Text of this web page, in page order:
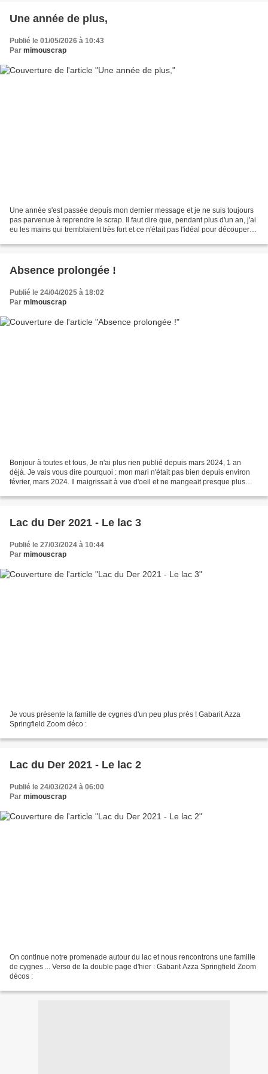
Une année de plus,
Publié le 01/05/2026 à 10:43
Par mimouscrap
Une année s'est passée depuis mon dernier message et je ne suis toujours
pas parvenue à reprendre le scrap. Il faut dire que, pendant plus d'un an, j'ai
eu les mains qui tremblaient très fort et ce n'était pas l'idéal pour découper
Absence prolongée !
Publié le 24/04/2025 à 18:02
Par mimouscrap
Bonjour à toutes et tous, Je n'ai plus rien publié depuis mars 2024, 1 an
déjà. Je vais vous dire pourquoi : mon mari n'était pas bien depuis environ
février, mars 2024. Il maigrissait à vue d'oeil et ne mangeait presque plus
Lac du Der 2021 - Le lac 3
Publié le 27/03/2024 à 10:44
Par mimouscrap
Je vous présente la famille de cygnes d'un peu plus près ! Gabarit Azza
Springfield Zoom déco :
Lac du Der 2021 - Le lac 2
Publié le 24/03/2024 à 06:00
Par mimouscrap
On continue notre promenade autour du lac et nous rencontrons une famille
de cygnes ... Verso de la double page d'hier : Gabarit Azza Springfield Zoom
décos :